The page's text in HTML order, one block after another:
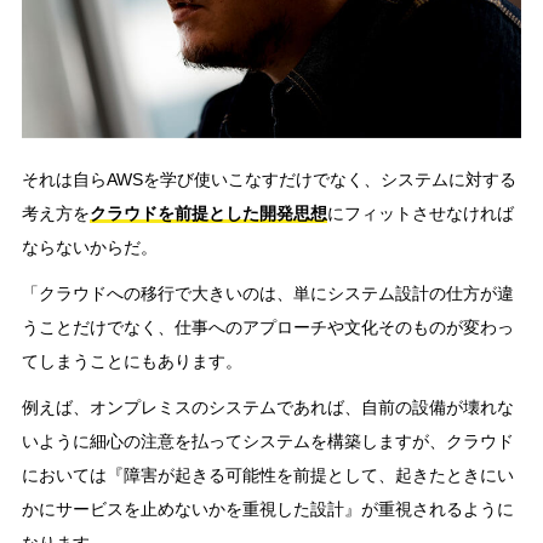
それは自らAWSを学び使いこなすだけでなく、システムに対する
考え方をクラウドを前提とした開発思想にフィットさせなければ
ならないからだ。
「クラウドへの移行で大きいのは、単にシステム設計の仕方が違
うことだけでなく、仕事へのアプローチや文化そのものが変わっ
てしまうことにもあります。
例えば、オンプレミスのシステムであれば、自前の設備が壊れな
いように細心の注意を払ってシステムを構築しますが、クラウド
においては『障害が起きる可能性を前提として、起きたときにい
かにサービスを止めないかを重視した設計』が重視されるように